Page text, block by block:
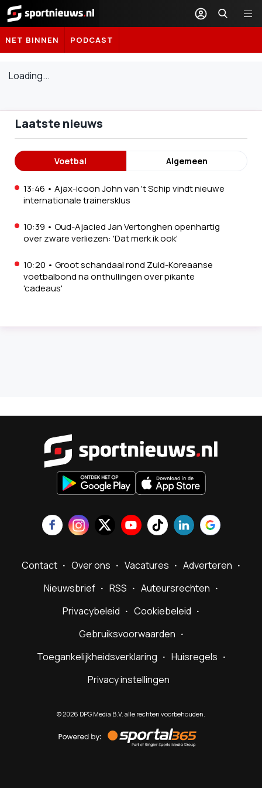
Sportnieuws.nl
NET BINNEN PODCAST
Loading...
Laatste nieuws
Voetbal Algemeen
13:46 • Ajax-icoon John van 't Schip vindt nieuwe
internationale trainersklus
10:39 • Oud-Ajacied Jan Vertonghen openhartig
over zware verliezen: 'Dat merk ik ook'
10:20 • Groot schandaal rond Zuid-Koreaanse
voetbalbond na onthullingen over pikante
'cadeaus'
Contact Over ons Vacatures
Adverteren
Nieuwsbrief
RSS
Auteursrechten
Privacybeleid
Cookiebeleid
Gebruiksvoorwaarden
Toegankelijkheidsverklaring
Huisregels
Privacy instellingen
©2026 DPG Media B.V. alle rechten voorbehouden.
by
Sportal365